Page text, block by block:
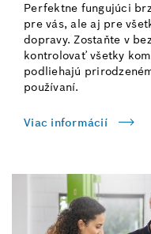
Perfektne fungujúci
pre vás, ale aj pre
dopravy. Zostaňte v
kontrolovať všetky
podliehajú
používaní.
Viac informácií